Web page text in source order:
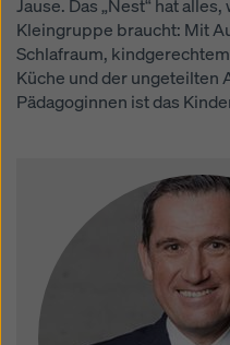
Jause. Das „Nest“ hat
Kleingruppe braucht: Mit
Schlafraum,
Küche und der ungeteilten
Pädagoginnen ist das